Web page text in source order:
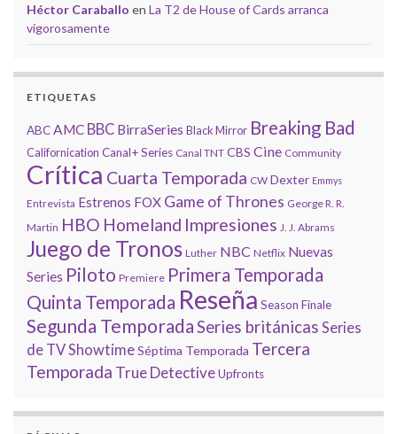
Héctor Caraballo en La T2 de House of Cards arranca
vigorosamente
ETIQUETAS
ABCAMC BBC BirraSeries Black Mirror Breaking Bad
Californication Canal+ Series Canal TNT CBS Cine Community
Crítica Cuarta Temporada CW Dexter Emmys
Entrevista Estrenos FOX Game of Thrones George R. R.
Martin HBO Homeland Impresiones J. J. Abrams
Juego de Tronos Luther NBC Netflix Nuevas
Series Piloto Premiere Primera Temporada
Quinta Temporada Reseña Season Finale
Segunda TemporadaSeries británicas Series
de TVShowtimeSéptima Temporada Tercera
Temporada True DetectiveUpfronts